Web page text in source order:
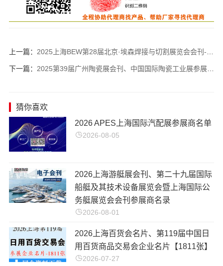
上一篇： 2025上海BEW第28届北京·埃森焊接与切割展览会会刊-工业激光展参展商名录
下一篇： 2025第39届广州陶瓷展会刊、中国国际陶瓷工业展参展商名录
猜你喜欢
2026 APES上海国际汽配展参展商名单
2026-08-05
2026上海游艇展会刊、第二十九届国际
船艇及其技术设备展览会暨上海国际公
务艇展览会会刊参展商名录
2026-08-01
2026上海百货会名片、第119届中国日
用百货商品交易会企业名片【1811张】
2026-07-27